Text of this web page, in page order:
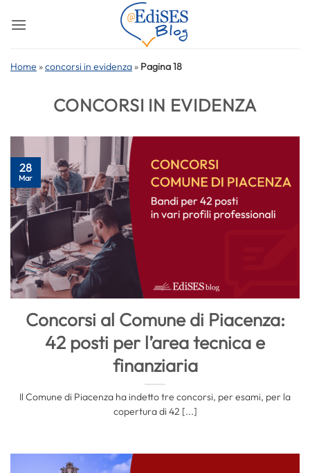
Home »concorsi in evidenza » Pagina 18
CONCORSI IN EVIDENZA
Concorsi al Comune di Piacenza:
42 posti per l’area tecnica e
finanziaria
Il Comune di Piacenza ha indetto tre concorsi, per esami, per la
copertura di 42 [...]
28
Mar